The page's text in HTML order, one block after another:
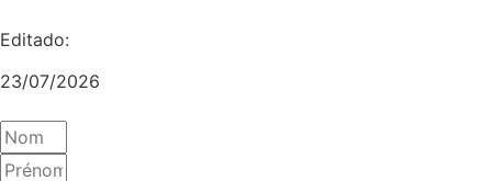
Editado:
23/07/2026